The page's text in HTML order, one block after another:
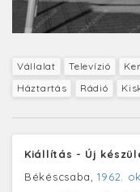
Vállalat Televízió
Háztartás
Rádió
Kiállítás - Új
Békéscsaba,1962.